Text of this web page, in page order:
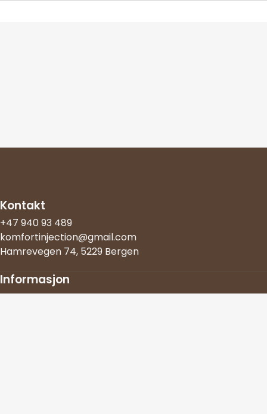
Kontakt
+47 940 93 489
komfortinjection@gmail.com
Hamrevegen 74, 5229 Bergen
Informasjon
Om oss